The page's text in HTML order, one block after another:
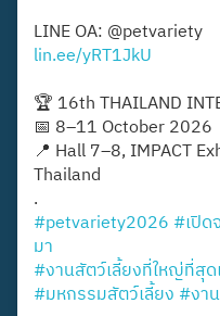
LINE OA: @petvariety
lin.ee/yRT1JkU
🏆 16th THAILAND
📅 8–11 October 2026
📍 Hall 7–8, IMPACT
Thailand
.
#petvariety2026 #เปิด
มา
#งานสัตว์เลี้ยงที่ใหญ่ที่สุ
#มหกรรมสัตว์เลี้ยง #งา